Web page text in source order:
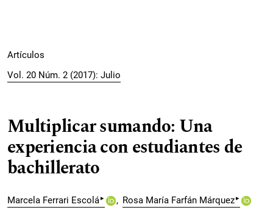
Artículos
Vol. 20 Núm. 2 (2017): Julio
Multiplicar sumando: Una
experiencia con estudiantes de
bachillerato
Marcela Ferrari Escolá▸ Rosa María Farfán Márquez▸